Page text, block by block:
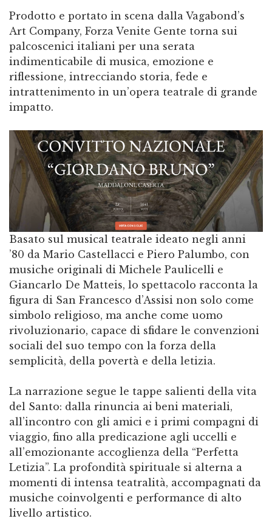
Prodotto e portato in scena dalla Vagabond’s
Art Company, Forza Venite Gente torna sui
palcoscenici italiani per una serata
indimenticabile di musica, emozione e
riflessione, intrecciando storia, fede e
intrattenimento in un’opera teatrale di grande
impatto.
Basato sul musical teatrale ideato negli anni
’80 da Mario Castellacci e Piero Palumbo, con
musiche originali di Michele Paulicelli e
Giancarlo De Matteis, lo spettacolo racconta la
figura di San Francesco d’Assisi non solo come
simbolo religioso, ma anche come uomo
rivoluzionario, capace di sfidare le convenzioni
sociali del suo tempo con la forza della
semplicità, della povertà e della letizia.
La narrazione segue le tappe salienti della vita
del Santo: dalla rinuncia ai beni materiali,
all’incontro con gli amici e i primi compagni di
viaggio, fino alla predicazione agli uccelli e
all’emozionante accoglienza della “Perfetta
Letizia”. La profondità spirituale si alterna a
momenti di intensa teatralità, accompagnati da
musiche coinvolgenti e performance di alto
livello artistico.